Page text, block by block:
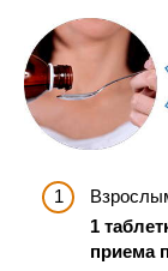
1
приема